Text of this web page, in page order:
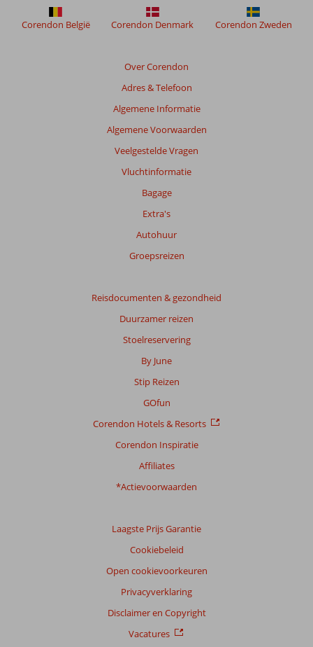
weergegeven
om
Over Corendon
Adres & Telefoon
Algemene Informatie
Algemene Voorwaarden
Veelgestelde Vragen
Vluchtinformatie
Bagage
Extra's
Autohuur
Groepsreizen
Reisdocumenten & gezondheid
Duurzamer reizen
Stoelreservering
By June
Stip Reizen
GOfun
Corendon Hotels & Resorts
Corendon Inspiratie
Affiliates
*Actievoorwaarden
Laagste Prijs Garantie
Cookiebeleid
Open cookievoorkeuren
Privacyverklaring
Disclaimer en Copyright
Vacatures
Corendon België Corendon Denmark Corendon Zweden